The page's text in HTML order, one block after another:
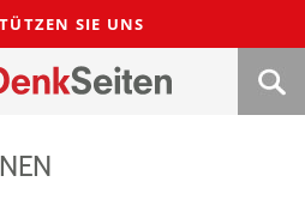
SIE UNS